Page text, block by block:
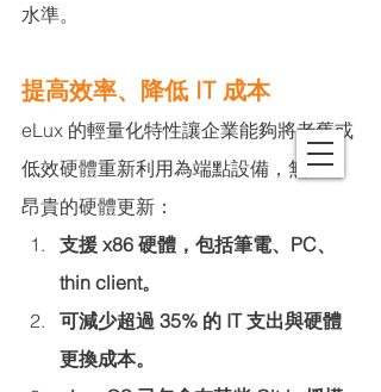
水準。
提高效率、降低 IT 成本
eLux 的輕量化特性讓企業能夠將老舊或
低效硬體重新利用為端點設備，無需將
昂貴的硬體更新：
支援 x86 硬體，包括筆電、PC、
thin client。
可減少超過 35% 的 IT 支出與硬體
更換成本。